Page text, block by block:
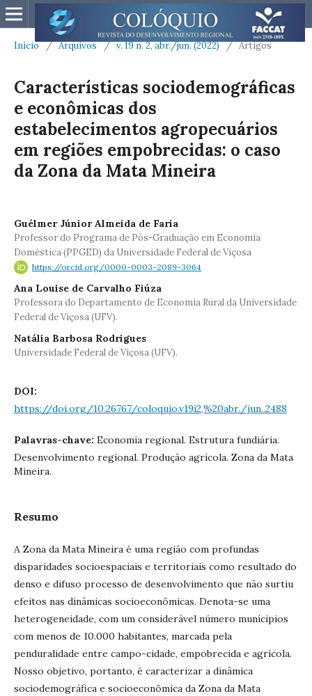
Início / Arquivos / v. 19 n. 2, abr./jun. (2022) / Artigos
Características sociodemográficas
e econômicas dos
estabelecimentos agropecuários
em regiões empobrecidas: o caso
da Zona da Mata Mineira
Guélmer Júnior Almeida de Faria
Professor do Programa de Pós-Graduação em Economia
Doméstica (PPGED) da Universidade Federal de Viçosa
https://orcid.org/0000-0003-2089-3064
Ana Louise de Carvalho Fiúza
Professora do Departamento de Economia Rural da Universidade
Federal de Viçosa (UFV).
Natália Barbosa Rodrigues
Universidade Federal de Viçosa (UFV).
DOI:
https://doi.org/10.26767/coloquio.v19i2,%20abr./jun..2488
Palavras-chave: Economia regional. Estrutura fundiária.
Desenvolvimento regional. Produção agrícola. Zona da Mata
Mineira.
Resumo
A Zona da Mata Mineira é uma região com profundas
disparidades socioespaciais e territoriais como resultado do
denso e difuso processo de desenvolvimento que não surtiu
efeitos nas dinâmicas socioeconômicas. Denota-se uma
heterogeneidade, com um considerável número munícipios
com menos de 10.000 habitantes, marcada pela
penduralidade entre campo-cidade, empobrecida e agrícola.
Nosso objetivo, portanto, é caracterizar a dinâmica
sociodemográfica e socioeconômica da Zona da Mata